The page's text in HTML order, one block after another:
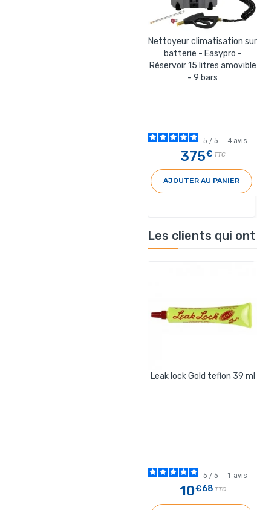
Nettoyeur climatisation sur
batterie - Easypro -
Réservoir 15 litres amovible
- 9 bars
5 / 5 - 4 avis
375€ TTC
AJOUTER AU PANIER
Les clients qui
Leak lock Gold teflon 39 ml
5 / 5 - 1 avis
10€68 TTC